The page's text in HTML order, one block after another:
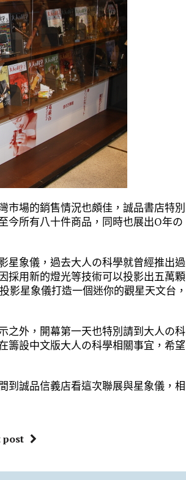
市場的銷售情況也頗佳，誠品書店特別
今所有八十件商品，同時也展出O年の
星象儀，過去大人の科學就曾經推出過
採用新的燈光等技術可以投影出五萬顆
影星象儀打造一個迷你的觀星天文台，
之外，開幕第一天也特別請到大人の科
籌設中文版大人の科學相關事宜，希望
到誠品信義店看這次聯展與星象儀，相
post